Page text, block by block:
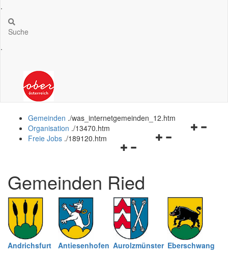
.
Suche
.
Gemeinden ./was_internetgemeinden_12.htm
Navigationsmenü
Organisation ./13470.htm
Navigationsmenü
schließen
Freie Jobs ./189120.htm
Gemeinden Ried
Andrichsfurt Antiesenhofen Aurolzmünster Eberschwang